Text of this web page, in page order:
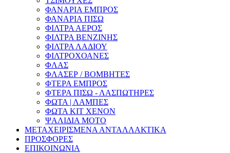
ΦΑΝΑΡΙΑ ΕΜΠΡΟΣ
ΦΑΝΑΡΙΑ ΠΙΣΩ
ΦΙΛΤΡΑ ΑΕΡΟΣ
ΦΙΛΤΡΑ ΒΕΝΖΙΝΗΣ
ΦΙΛΤΡΑ ΛΑΔΙΟΥ
ΦΙΛΤΡΟΧΟΑΝΕΣ
ΦΛΑΣ
ΦΛΑΣΕΡ / ΒΟΜΒΗΤΕΣ
ΦΤΕΡΑ ΕΜΠΡΟΣ
ΦΤΕΡΑ ΠΙΣΩ - ΛΑΣΠΩΤΗΡΕΣ
ΦΩΤΑ | ΛΑΜΠΕΣ
ΦΩΤΑ KIT XENON
ΨΑΛΙΔΙΑ ΜΟΤΟ
ΜΕΤΑΧΕΙΡΙΣΜΕΝΑ ΑΝΤΑΛΛΑΚΤΙΚΑ
ΠΡΟΣΦΟΡΕΣ
ΕΠΙΚΟΙΝΩΝΙΑ